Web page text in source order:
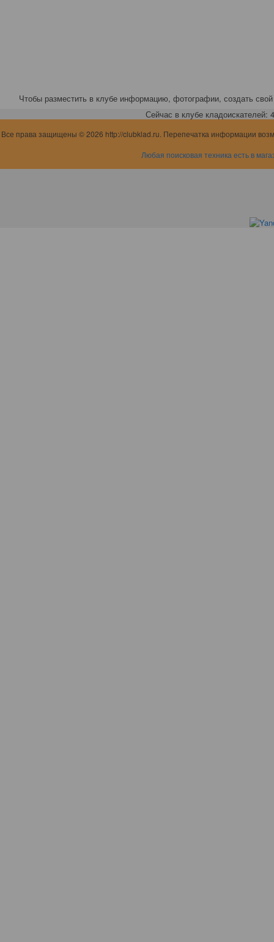
Чтобы разместить в клубе информацию, фотографии, создать свой
Сейчас в клубе кладоискателей:
Все права защищены © 2026 http://clubklad.ru. Перепечатка информации
Любая поисковая техника есть в